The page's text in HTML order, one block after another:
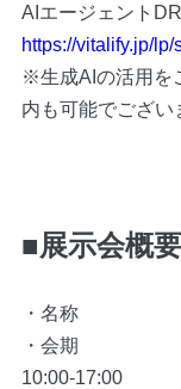
AIエージェント
https://vitalify.jp/
※生成AIの活用を
内も可能でござい
■展示会概要
・名称 ：
・会期 ：
10:00-17:00